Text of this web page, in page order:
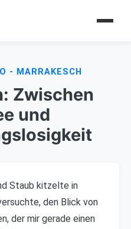
- MARRAKESCH
Zwischen
und
Staub kitzelte in
den Blick von
der mir gerade einen